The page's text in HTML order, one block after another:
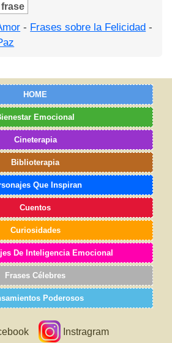
- Frases sobre la Felicidad -
HOME
Emocional
Cineterapia
Biblioterapia
Que Inspiran
Cuentos
Curiosidades
De Inteligencia Emocional
Frases Célebres
Poderosos
Instragram